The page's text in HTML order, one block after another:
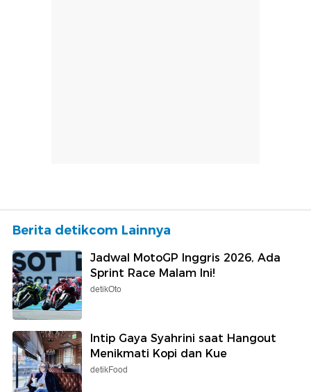
Berita detikcom Lainnya
Jadwal MotoGP Inggris 2026, Ada
Sprint Race Malam Ini!
detikOto
Intip Gaya Syahrini saat Hangout
Menikmati Kopi dan Kue
detikFood